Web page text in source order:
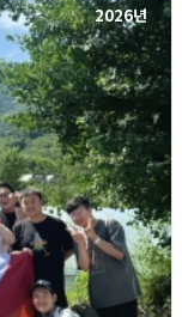
2026년